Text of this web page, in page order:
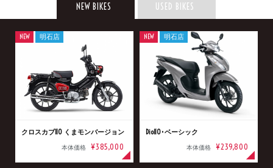
NEW BIKES USED BIKES
クロスカブ110 くまモンバージョン
本体価格 ¥385,000
NEW 明石店
Dio110･ベーシック
本体価格 ¥239,800
NEW 明石店